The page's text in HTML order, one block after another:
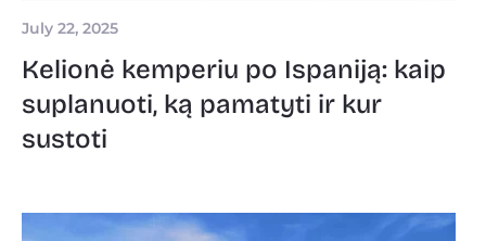
July 22, 2025
Kelionė kemperiu po Ispaniją: kaip
suplanuoti, ką pamatyti ir kur
sustoti